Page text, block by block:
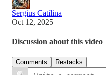
Sergius Catilina
Oct 12, 2025
Discussion about this video
Comments Restacks